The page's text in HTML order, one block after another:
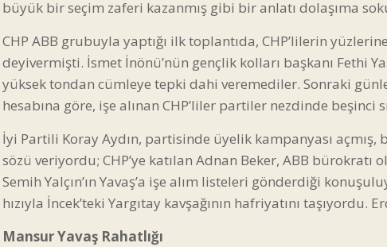
büyük bir seçim zaferi kazanmış gibi bir anlatı dolaşıma
CHP ABB grubuyla yaptığı ilk toplantıda, CHP’lilerin
deyivermişti. İsmet İnönü’nün gençlik kolları başkanı Fethi
yüksek tondan cümleye tepki dahi veremediler. Sonraki
hesabına göre, işe alınan CHP’liler partiler nezdinde beşinci
İyi Partili Koray Aydın, partisinde üyelik kampanyası açmış,
sözü veriyordu; CHP’ye katılan Adnan Beker, ABB
Semih Yalçın’ın Yavaş’a işe alım listeleri gönderdiği
hızıyla İncek’teki Yargıtay kavşağının hafriyatını taşıyordu.
Mansur Yavaş Rahatlığı